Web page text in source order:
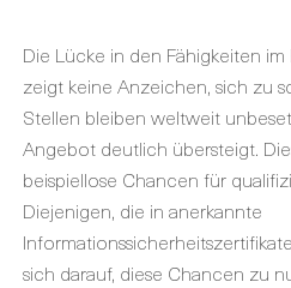
Die Lücke in den Fähigkeiten
zeigt keine Anzeichen, sich zu
Stellen bleiben weltweit
Angebot deutlich übersteigt.
beispiellose Chancen für
Diejenigen, die in anerkannte
sich darauf, diese Chancen zu